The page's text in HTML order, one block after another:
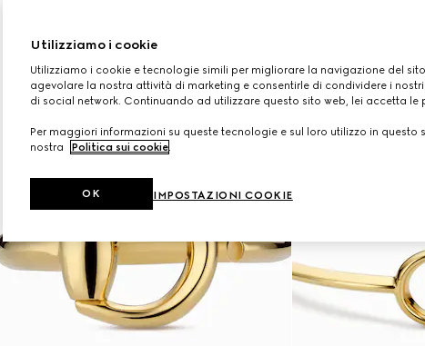
Utilizziamo i cookie
Utilizziamo i cookie e tecnologie simili per migliorare la navigazione del
agevolare la nostra attività di marketing e consentirle di condividere i
di social network. Continuando ad utilizzare questo sito web, lei accetta le
Per maggiori informazioni su queste tecnologie e sul loro utilizzo in questo
nostra
Politica sui cookie.
IMPOSTAZIONI COOKIE
OK